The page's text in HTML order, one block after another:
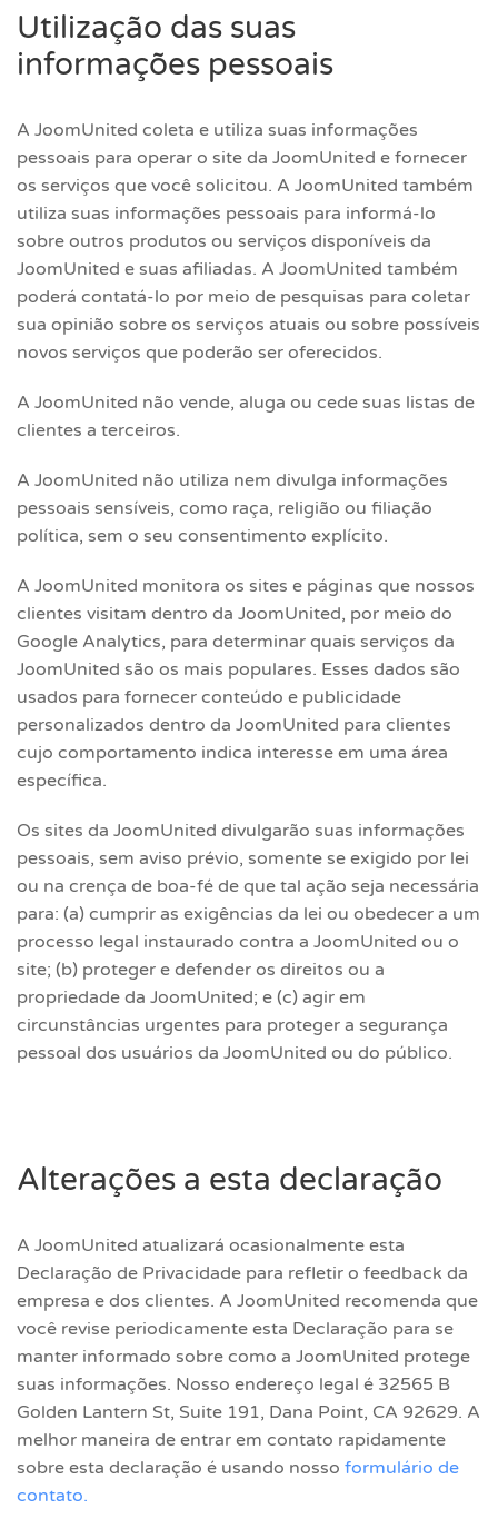
Utilização das suas
informações pessoais
A JoomUnited coleta e utiliza suas informações
pessoais para operar o site da JoomUnited e fornecer
os serviços que você solicitou. A JoomUnited também
utiliza suas informações pessoais para informá-lo
sobre outros produtos ou serviços disponíveis da
JoomUnited e suas afiliadas. A JoomUnited também
poderá contatá-lo por meio de pesquisas para coletar
sua opinião sobre os serviços atuais ou sobre possíveis
novos serviços que poderão ser oferecidos.
A JoomUnited não vende, aluga ou cede suas listas de
clientes a terceiros.
A JoomUnited não utiliza nem divulga informações
pessoais sensíveis, como raça, religião ou filiação
política, sem o seu consentimento explícito.
A JoomUnited monitora os sites e páginas que nossos
clientes visitam dentro da JoomUnited, por meio do
Google Analytics, para determinar quais serviços da
JoomUnited são os mais populares. Esses dados são
usados ​​para fornecer conteúdo e publicidade
personalizados dentro da JoomUnited para clientes
cujo comportamento indica interesse em uma área
específica.
Os sites da JoomUnited divulgarão suas informações
pessoais, sem aviso prévio, somente se exigido por lei
ou na crença de boa-fé de que tal ação seja necessária
para: (a) cumprir as exigências da lei ou obedecer a um
processo legal instaurado contra a JoomUnited ou o
site; (b) proteger e defender os direitos ou a
propriedade da JoomUnited; e (c) agir em
circunstâncias urgentes para proteger a segurança
pessoal dos usuários da JoomUnited ou do público.
Alterações a esta declaração
A JoomUnited atualizará ocasionalmente esta
Declaração de Privacidade para refletir o feedback da
empresa e dos clientes. A JoomUnited recomenda que
você revise periodicamente esta Declaração para se
manter informado sobre como a JoomUnited protege
suas informações. Nosso endereço legal é 32565 B
Golden Lantern St, Suite 191, Dana Point, CA 92629. A
melhor maneira de entrar em contato rapidamente
sobre esta declaração é usando nosso formulário de
contato.